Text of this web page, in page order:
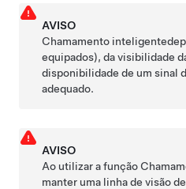
AVISO
Chamamento inteligente
equipados), da visibilidade
disponibilidade de um sinal
adequado.
AVISO
Ao utilizar a função
manter uma linha de visão